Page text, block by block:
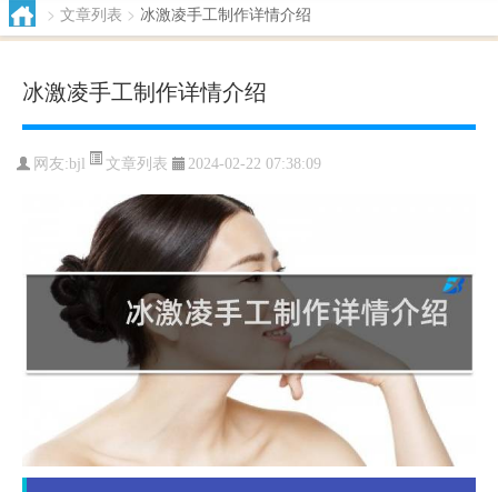
> 文章列表 > 冰激凌手工制作详情介绍
冰激凌手工制作详情介绍
网友:bjl 文章列表 2024-02-22 07:38:09